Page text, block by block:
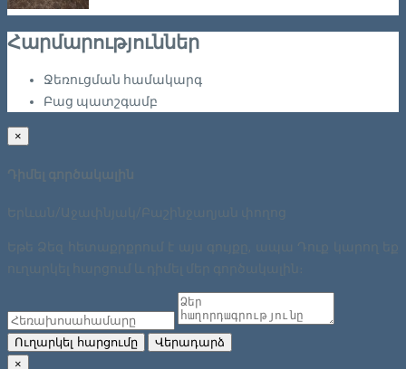
Հարմարություններ
Ջեռուցման համակարգ
Բաց պատշգամբ
×
Դիմել գործակալին
Երևան/Աջափնյակ/Բաշինջաղյան փողոց
Եթե Ձեզ հետաքրքրում է այս գույքը, ապա Դուք կարող եք
ուղարկել հարցում և դիմել մեր գործակալին։
Ուղարկել հարցումը
Վերադարձ
×